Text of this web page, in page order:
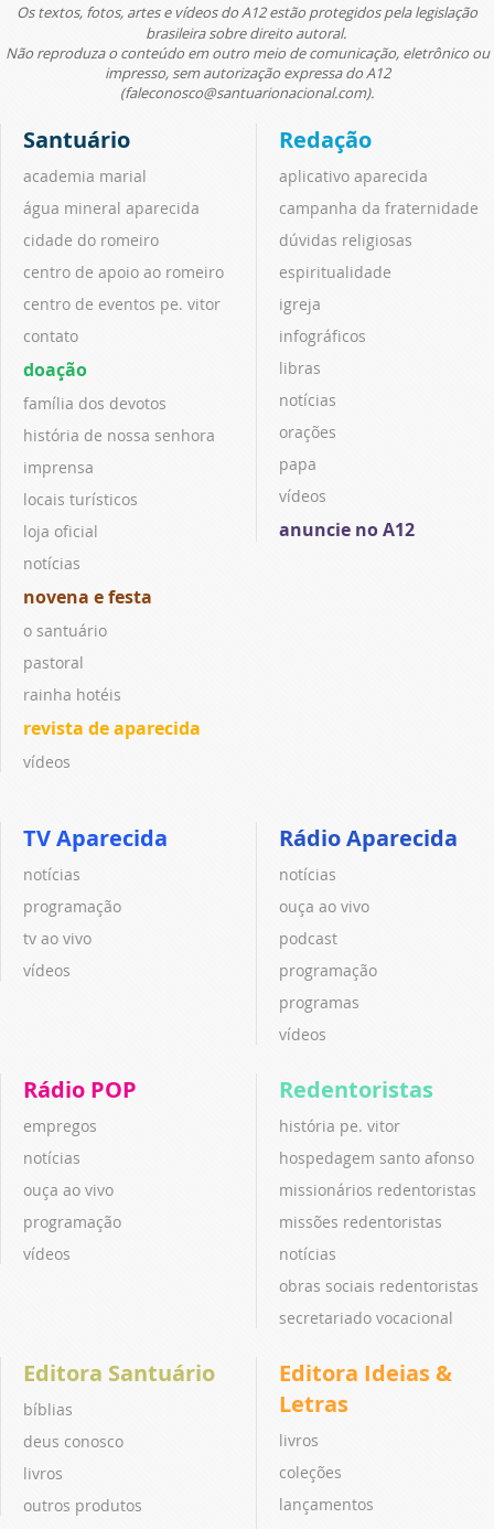
Os textos, fotos, artes e vídeos do A12 estão protegidos pela legislação
brasileira sobre direito autoral.
Não reproduza o conteúdo em outro meio de comunicação, eletrônico ou
impresso, sem autorização expressa do A12
(faleconosco@santuarionacional.com).
Santuário
academia marial
água mineral aparecida
cidade do romeiro
centro de apoio ao romeiro
centro de eventos pe. vitor
contato
doação
família dos devotos
história de nossa senhora
imprensa
locais turísticos
loja oficial
notícias
novena e festa
o santuário
pastoral
rainha hotéis
revista de aparecida
vídeos
Redação
aplicativo aparecida
campanha da fraternidade
dúvidas religiosas
espiritualidade
igreja
infográficos
libras
notícias
orações
papa
vídeos
anuncie no A12
TV Aparecida
notícias
programação
tv ao vivo
vídeos
Rádio Aparecida
notícias
ouça ao vivo
podcast
programação
programas
vídeos
Rádio POP
empregos
notícias
ouça ao vivo
programação
vídeos
Redentoristas
história pe. vitor
hospedagem santo afonso
missionários redentoristas
missões redentoristas
notícias
obras sociais redentoristas
secretariado vocacional
Editora Santuário
bíblias
deus conosco
livros
outros produtos
Editora Ideias &
Letras
livros
coleções
lançamentos